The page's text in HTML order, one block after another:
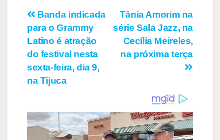
Navegação
de
Post
Tânia Amorim na
série Sala Jazz, na
Cecília Meireles,
na próxima terça
Banda indicada
para o Grammy
Latino é atração
do festival nesta
sexta-feira, dia 9,
na Tijuca